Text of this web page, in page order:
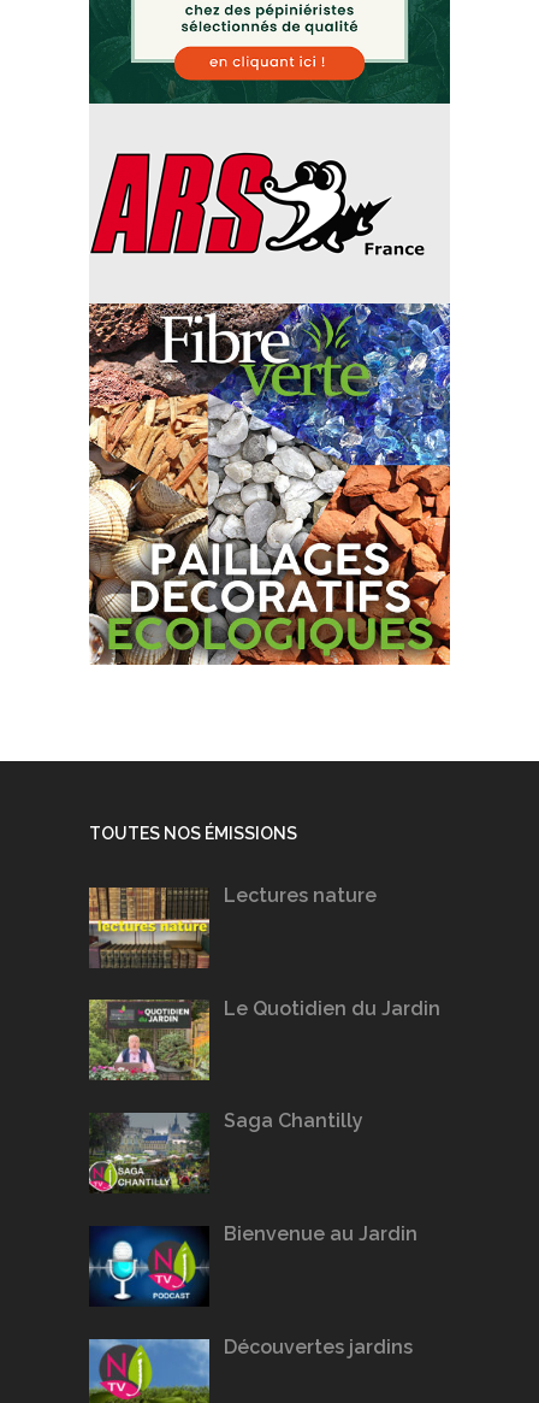
TOUTES NOS ÉMISSIONS
Lectures nature
Le Quotidien du Jardin
Saga Chantilly
Bienvenue au Jardin
Découvertes jardins